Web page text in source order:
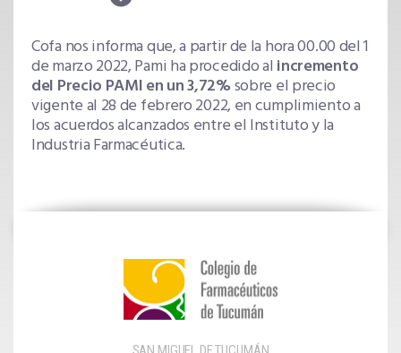
Cofa nos informa que, a partir de la hora 00.00 del 1
de marzo 2022, Pami ha procedido al incremento
del Precio PAMI en un 3,72%sobre el precio
vigente al 28 de febrero 2022, en cumplimiento a
los acuerdos alcanzados entre el Instituto y la
Industria Farmacéutica.